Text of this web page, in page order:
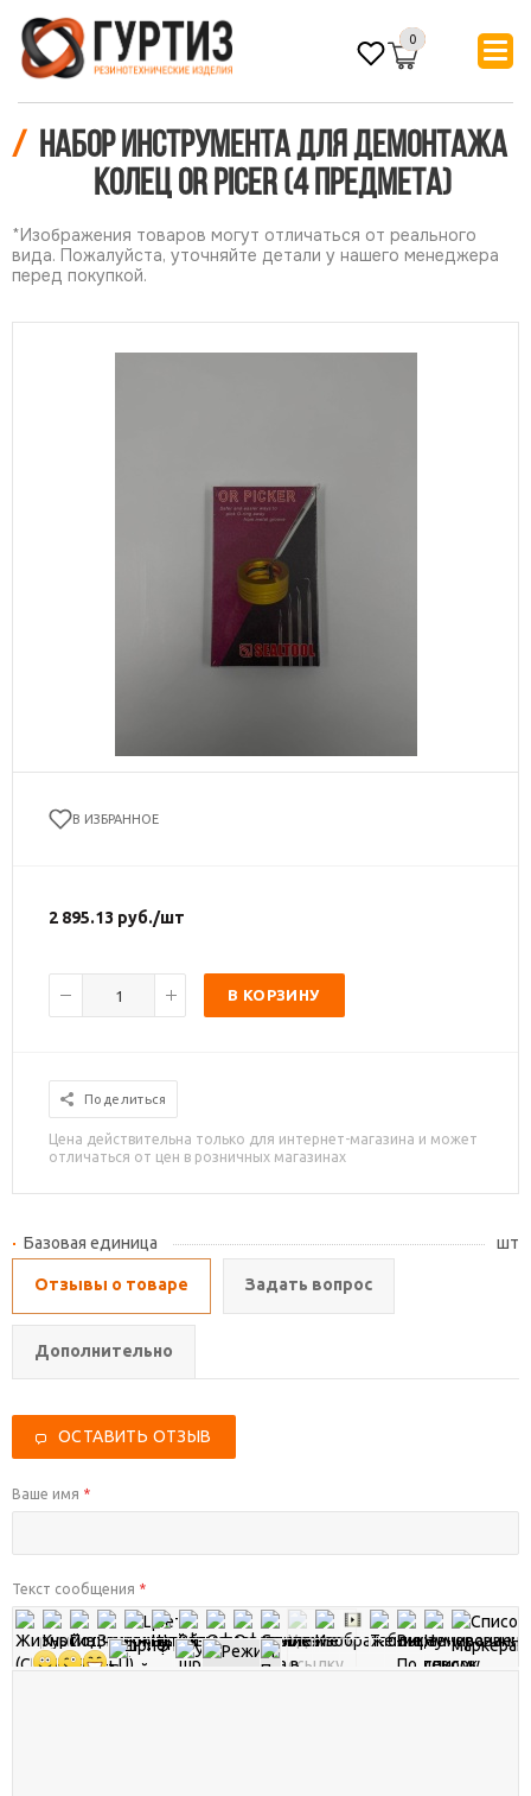
0
/ Набор инструмента для демонтажа
колец OR PICER (4 предмета)
*Изображения товаров могут отличаться от реального
вида. Пожалуйста, уточняйте детали у нашего менеджера
перед покупкой.
В ИЗБРАННОЕ
2 895.13 руб./шт
В КОРЗИНУ
Поделиться
Цена действительна только для интернет-магазина и может
отличаться от цен в розничных магазинах
Базовая единица шт
Отзывы о товаре Задать вопрос
Дополнительно
ОСТАВИТЬ ОТЗЫВ
Ваше имя *
Текст сообщения *